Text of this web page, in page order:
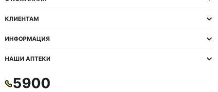
КЛИЕНТАМ
ИНФОРМАЦИЯ
НАШИ АПТЕКИ
5900